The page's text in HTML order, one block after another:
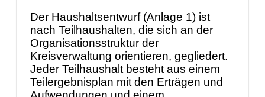
Der Haushaltsentwurf (Anlage 1) ist
nach Teilhaushalten, die sich an der
Organisationsstruktur der
Kreisverwaltung orientieren, gegliedert.
Jeder Teilhaushalt besteht aus einem
Teilergebnisplan mit den Erträgen und